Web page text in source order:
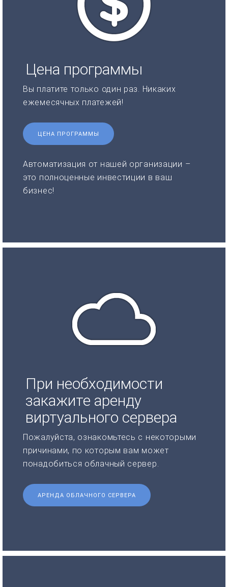
Цена программы
Вы платите только один раз. Никаких
ежемесячных платежей!
ЦЕНА ПРОГРАММЫ
Автоматизация от нашей организации –
это полноценные инвестиции в ваш
бизнес!
При необходимости
закажите аренду
виртуального сервера
Пожалуйста, ознакомьтесь с некоторыми
причинами, по которым вам может
понадобиться облачный сервер.
АРЕНДА ОБЛАЧНОГО СЕРВЕРА